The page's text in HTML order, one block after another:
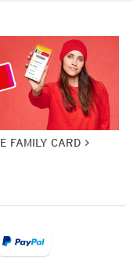
FAMILY CARD